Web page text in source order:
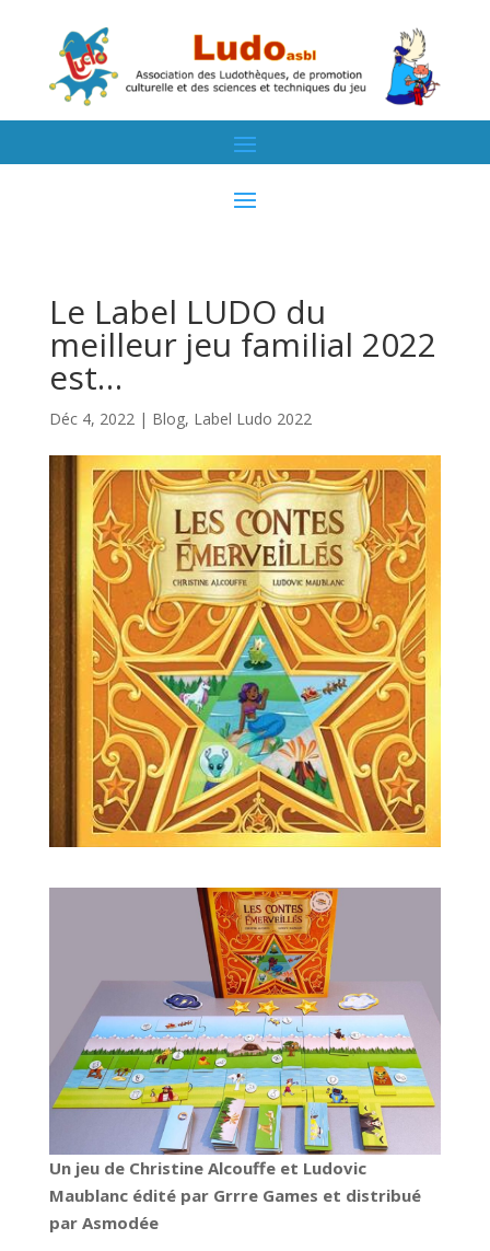
Le Label LUDO du
meilleur jeu familial 2022
est…
Déc 4, 2022 | Blog, Label Ludo 2022
Un jeu de Christine Alcouffe et Ludovic
Maublanc édité par Grrre Games et distribué
par Asmodée